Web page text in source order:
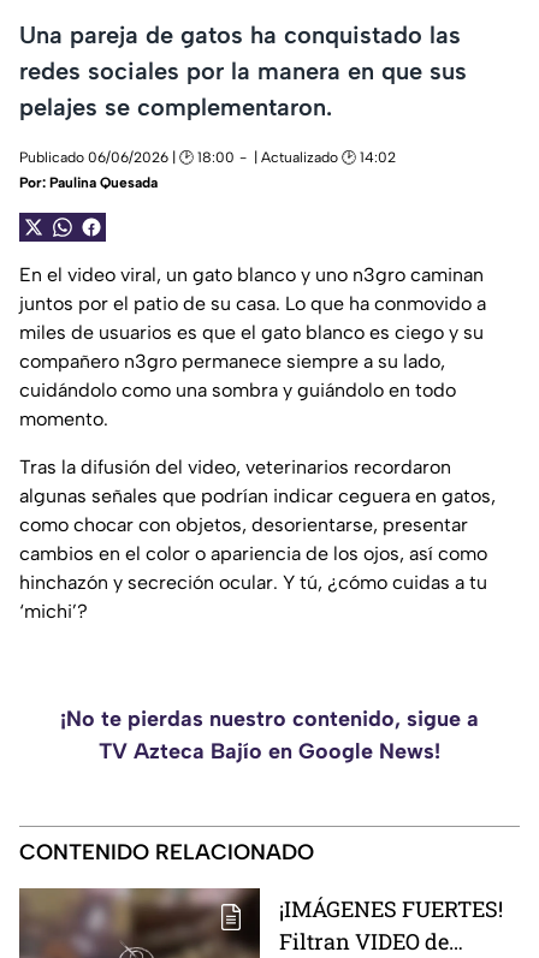
Una pareja de gatos ha conquistado las
redes sociales por la manera en que sus
pelajes se complementaron.
Publicado 06/06/2026 | 🕑 18:00
| Actualizado 🕑 14:02
Por: Paulina Quesada
En el video viral, un gato blanco y uno n3gro caminan
juntos por el patio de su casa. Lo que ha conmovido a
miles de usuarios es que el gato blanco es ciego y su
compañero n3gro permanece siempre a su lado,
cuidándolo como una sombra y guiándolo en todo
momento.
Tras la difusión del video, veterinarios recordaron
algunas señales que podrían indicar ceguera en gatos,
como chocar con objetos, desorientarse, presentar
cambios en el color o apariencia de los ojos, así como
hinchazón y secreción ocular. Y tú, ¿cómo cuidas a tu
‘michi’?
¡No te pierdas nuestro contenido, sigue a
TV Azteca Bajío en Google News!
CONTENIDO RELACIONADO
¡IMÁGENES FUERTES!
Filtran VIDEO de